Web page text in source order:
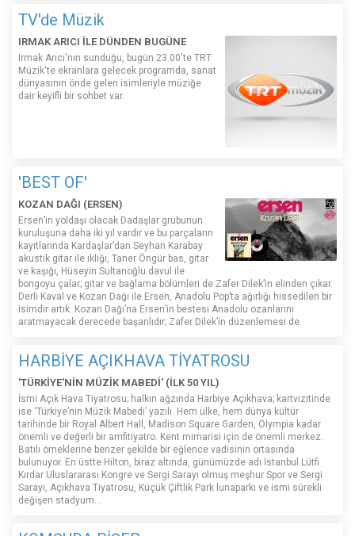
TV'de Müzik
IRMAK ARICI İLE DÜNDEN BUGÜNE
Irmak Arıcı'nın sunduğu, bugün 23.00'te TRT
Müzik'te ekranlara gelecek programda, sanat
dünyasının önde gelen isimleriyle müziğe
dair keyifli bir sohbet var.
'BEST OF'
KOZAN DAĞI (ERSEN)
Ersen’in yoldaşı olacak Dadaşlar grubunun
kuruluşuna daha iki yıl vardır ve bu parçaların
kayıtlarında Kardaşlar’dan Seyhan Karabay
akustik gitar ile ıklığı, Taner Öngür bas, gitar
ve kaşığı, Hüseyin Sultanoğlu davul ile
bongoyu çalar; gitar ve bağlama bölümleri de Zafer Dilek’in elinden çıkar.
Derli Kaval ve Kozan Dağı ile Ersen, Anadolu Pop’ta ağırlığı hissedilen bir
isimdir artık. Kozan Dağı’na Ersen’in bestesi Anadolu ozanlarını
aratmayacak derecede başarılıdır; Zafer Dilek’in düzenlemesi de.
HARBİYE AÇIKHAVA TİYATROSU
'TÜRKİYE'NİN MÜZİK MABEDİ' (İLK 50 YIL)
İsmi Açık Hava Tiyatrosu; halkın ağzında Harbiye Açıkhava; kartvizitinde
ise ‘Türkiye’nin Müzik Mabedi’ yazılı. Hem ülke, hem dünya kültür
tarihinde bir Royal Albert Hall, Madison Square Garden, Olympia kadar
önemli ve değerli bir amfitiyatro. Kent mimarisi için de önemli merkez.
Batılı örneklerine benzer şekilde bir eğlence vadisinin ortasında
bulunuyor. En üstte Hilton, biraz altında, günümüzde adı İstanbul Lütfi
Kırdar Uluslararası Kongre ve Sergi Sarayı olmuş meşhur Spor ve Sergi
Sarayı, Açıkhava Tiyatrosu, Küçük Çiftlik Park lunaparkı ve ismi sürekli
değişen stadyum…